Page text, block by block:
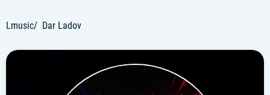
Lmusic Dar Ladov